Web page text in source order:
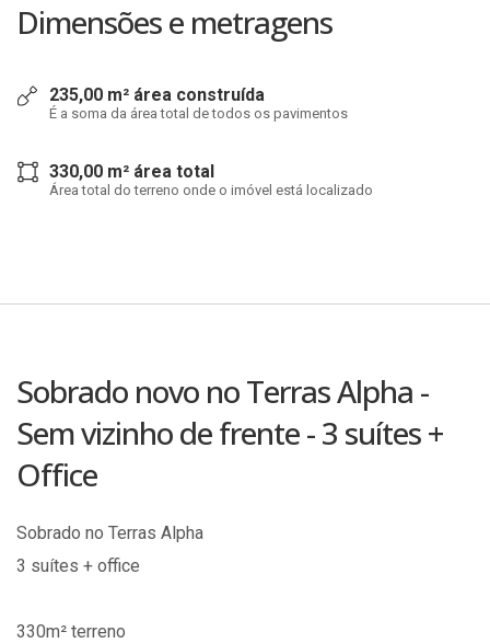
Dimensões e metragens
235,00 m² área construída
É a soma da área total de todos os pavimentos
330,00 m² área total
Área total do terreno onde o imóvel está localizado
Sobrado novo no Terras Alpha -
Sem vizinho de frente - 3 suítes +
Office
Sobrado no Terras Alpha
3 suítes + office
330m² terreno